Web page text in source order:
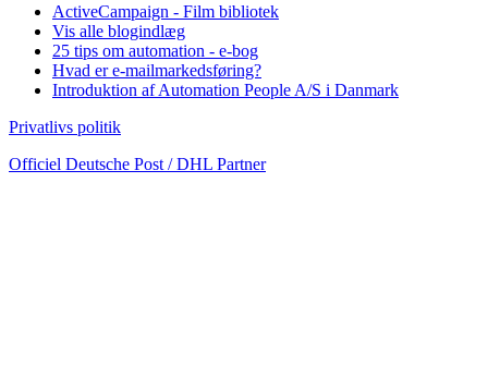
ActiveCampaign - Film bibliotek
Vis alle blogindlæg
25 tips om automation - e-bog
Hvad er e-mailmarkedsføring?
Introduktion af Automation People A/S i Danmark
Privatlivs politik
Officiel Deutsche Post / DHL Partner